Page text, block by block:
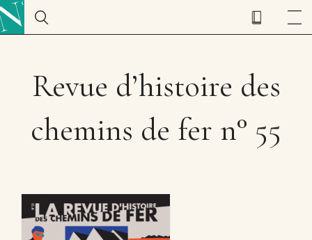
Revue d’histoire des
chemins de fer n° 55